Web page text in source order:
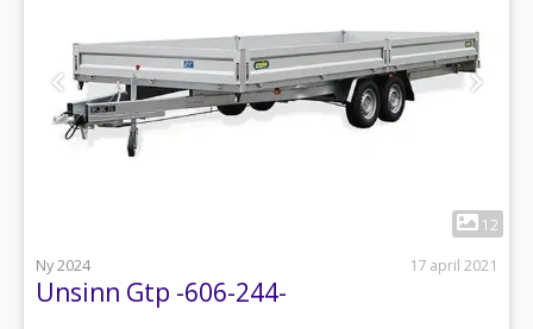
12
Ny 2024
17 april 2021
Unsinn Gtp -606-244-